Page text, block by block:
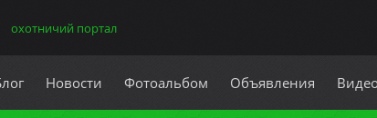
охотничий портал
Новости Фотоальбом Объявления